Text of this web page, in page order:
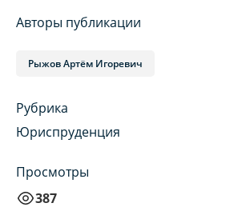
Авторы публикации
Рыжов Артём Игоревич
Рубрика
Юриспруденция
Просмотры
387